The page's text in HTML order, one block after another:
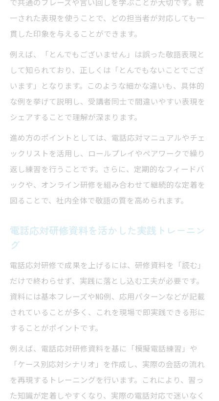
一された表現を使うことで、どの担当者が対応しても一
貫した印象を与えることができます。
例えば、「とんでもございません」は誤った敬語表現と
して知られており、正しくは「とんでもないことでござ
います」となります。このような細かな違いも、具体的
な例を挙げて説明し、受講者同士で間違いやすい表現を
シェアすることで理解が深まります。
進め方のポイントとしては、電話応対マニュアルやチェ
ックリストを活用し、ロールプレイやペアワークで繰り
返し練習を行うことです。さらに、定期的なフィードバ
ックや、オンライン研修を組み合わせて継続的な定着を
図ることで、社内全体で敬語の質を高められます。
電話応対研修資料を活かした実践トレーニン
グ
電話応対研修で成果を上げるには、研修資料を「読む」
だけで終わらせず、実践に落とし込む工夫が必要です。
資料には基本フレーズやNG例、応用パターンなどが記載
されていることが多く、これを現場で即実践できる形に
することがポイントです。
例えば、電話応対研修資料を基に「模擬電話練習」や
「ケース別応対シナリオ」を作成し、実際の会話の流れ
を再現するトレーニングを行います。これにより、習っ
た知識が定着しやすくなり、実際の電話対応で迷いなく